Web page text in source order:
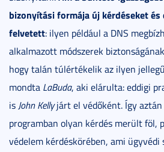
bizonyítási formája új kérdéseket és
felvetett: ilyen például a DNS
alkalmazott módszerek
hogy talán túlértékelik az ilyen
mondta LaBuda, aki elárulta: eddigi
is John Kellyjárt el védőként. Így aztán
programban olyan kérdés merült föl,
védelem kérdéskörében, ami ügyvédi